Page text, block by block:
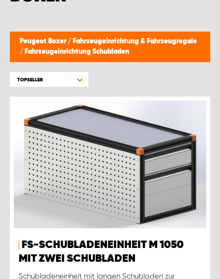
Peugeot Boxer / Fahrzeugeinrichtung & Fahrzeugregale
/ Fahrzeugeinrichtung Schubladen
TOPSELLER
FS-SCHUBLADENEINHEIT M 1050
MIT ZWEI SCHUBLADEN
Schubladeneinheit mit langen Schubladen zur
WORK SYSTEM GERA
WORK SYSTEM HAMBURG
WORK SYSTEM LUDWIGSHAFEN
WORK SYSTEM MAGDEBURG
WORK SYSTEM MÜNCHEN
WORK SYSTEM OSNABRÜCK
WORK SYSTEM RHEINLAND
WORK SYSTEM STUTTGART